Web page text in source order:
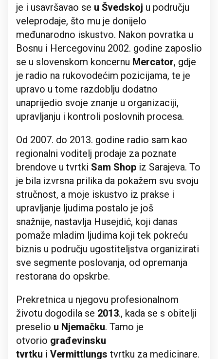
je i usavršavao se u Švedskoj u području
veleprodaje, što mu je donijelo
međunarodno iskustvo. Nakon povratka u
Bosnu i Hercegovinu 2002. godine zaposlio
se u slovenskom koncernu Mercator, gdje
je radio na rukovodećim pozicijama, te je
upravo u tome razdoblju dodatno
unaprijedio svoje znanje u organizaciji,
upravljanju i kontroli poslovnih procesa.
Od 2007. do 2013. godine radio sam kao
regionalni voditelj prodaje za poznate
brendove u tvrtki Sam Shop iz Sarajeva. To
je bila izvrsna prilika da pokažem svu svoju
stručnost, a moje iskustvo iz prakse i
upravljanje ljudima postalo je još
snažnije, nastavlja Husejdić, koji danas
pomaže mladim ljudima koji tek pokreću
biznis u području ugostiteljstva organizirati
sve segmente poslovanja, od opremanja
restorana do opskrbe.
Prekretnica u njegovu profesionalnom
životu dogodila se 2013., kada se s obitelji
preselio u Njemačku. Tamo je
otvorio građevinsku
tvrtku i Vermittlungs tvrtku za medicinare.